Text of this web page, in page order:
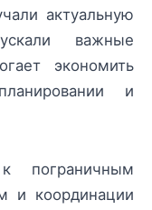
актуальную
важные
экономить
и
пограничным
и координации